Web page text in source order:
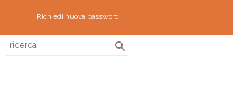
Richiedi nuova password